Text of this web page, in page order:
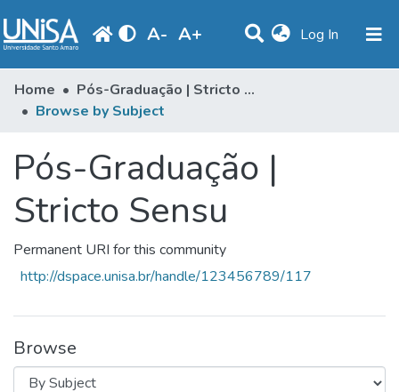
A- A+ Log In (current)
Communities & Collections
Produção Docente
Library
Home
Pós-Graduação | Stricto Sensu
Browse by Subject
Pós-Graduação |
Stricto Sensu
Permanent URI for this community
http://dspace.unisa.br/handle/123456789/117
Browse